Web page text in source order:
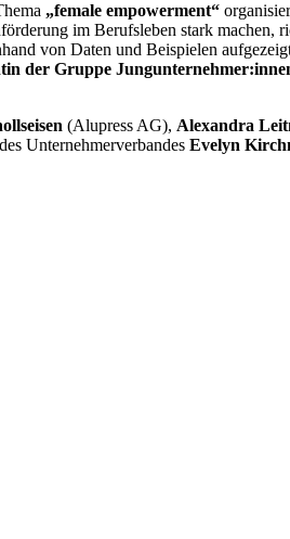
„female empowerment“
im Berufsleben stark
von Daten und Beispielen
der Gruppe
(Alupress AG), Alexandra
Unternehmerverbandes Evelyn